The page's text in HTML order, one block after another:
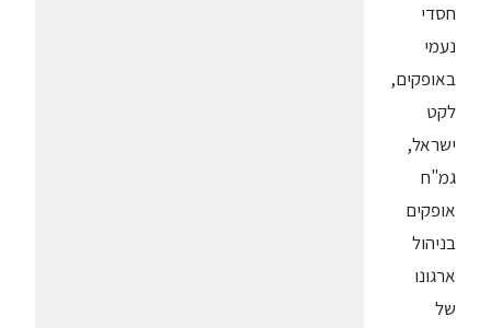
חסדי
נעמי
באופקים,
לקט
ישראל,
גמ"ח
אופקים
בניהול
ארגונו
של